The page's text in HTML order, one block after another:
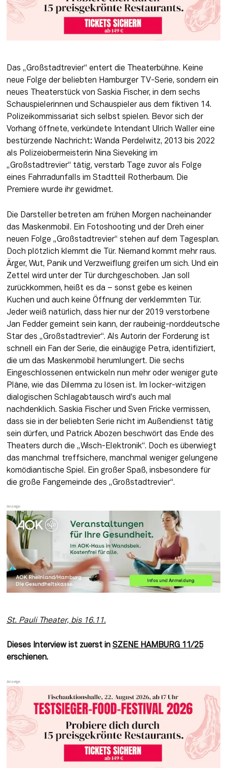
Das „Großstadtrevier“ entert die Theaterbühne. Keine
neue Folge der beliebten Hamburger TV-Serie, sondern ein
neues Theaterstück von Saskia Fischer, in dem sechs
Schauspielerinnen und Schauspieler aus dem fiktiven 14.
Polizeikommissariat sich selbst spielen. Bevor sich der
Vorhang öffnete, verkündete Intendant Ulrich Waller eine
bestürzende Nachricht: Wanda Perdelwitz, 2013 bis 2022
als Polizeiobermeisterin Nina Sieveking im
„Großstadtrevier“ tätig, verstarb Tage zuvor als Folge
eines Fahrradunfalls im Stadtteil Rotherbaum. Die
Premiere wurde ihr gewidmet.
Die Darsteller betreten am frühen Morgen nacheinander
das Maskenmobil. Ein Fotoshooting und der Dreh einer
neuen Folge „Großstadtrevier“ stehen auf dem Tagesplan.
Doch plötzlich klemmt die Tür. Niemand kommt mehr raus.
Ärger, Wut, Panik und Verzweiflung greifen um sich. Und ein
Zettel wird unter der Tür durchgeschoben. Jan soll
zurückkommen, heißt es da – sonst gebe es keinen
Kuchen und auch keine Öffnung der verklemmten Tür.
Jeder weiß natürlich, dass hier nur der 2019 verstorbene
Jan Fedder gemeint sein kann, der raubeinig-norddeutsche
Star des „Großstadtrevier“. Als Autorin der Forderung ist
schnell ein Fan der Serie, die einäugige Petra, identifiziert,
die um das Maskenmobil herumlungert. Die sechs
Eingeschlossenen entwickeln nun mehr oder weniger gute
Pläne, wie das Dilemma zu lösen ist. Im locker-witzigen
dialogischen Schlagabtausch wird’s auch mal
nachdenklich. Saskia Fischer und Sven Fricke vermissen,
dass sie in der beliebten Serie nicht im Außendienst tätig
sein dürfen, und Patrick Abozen beschwört das Ende des
Theaters durch die „Wisch-Elektronik“. Doch es überwiegt
das manchmal treffsichere, manchmal weniger gelungene
komödiantische Spiel. Ein großer Spaß, insbesondere für
die große Fangemeinde des „Großstadtrevier“.
St. Pauli Theater, bis 16.11.
Dieses Interview ist zuerst in SZENE HAMBURG 11/25
erschienen.